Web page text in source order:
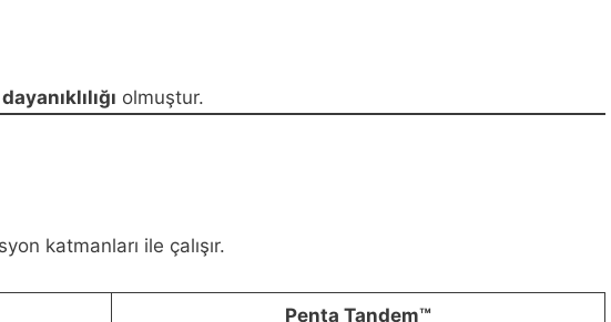
olmuştur.
katmanları ile çalışır.
Penta Tandem™